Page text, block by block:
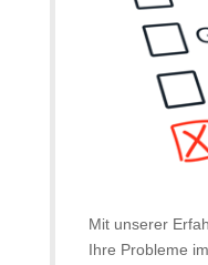
Mit unserer
Ihre Probleme